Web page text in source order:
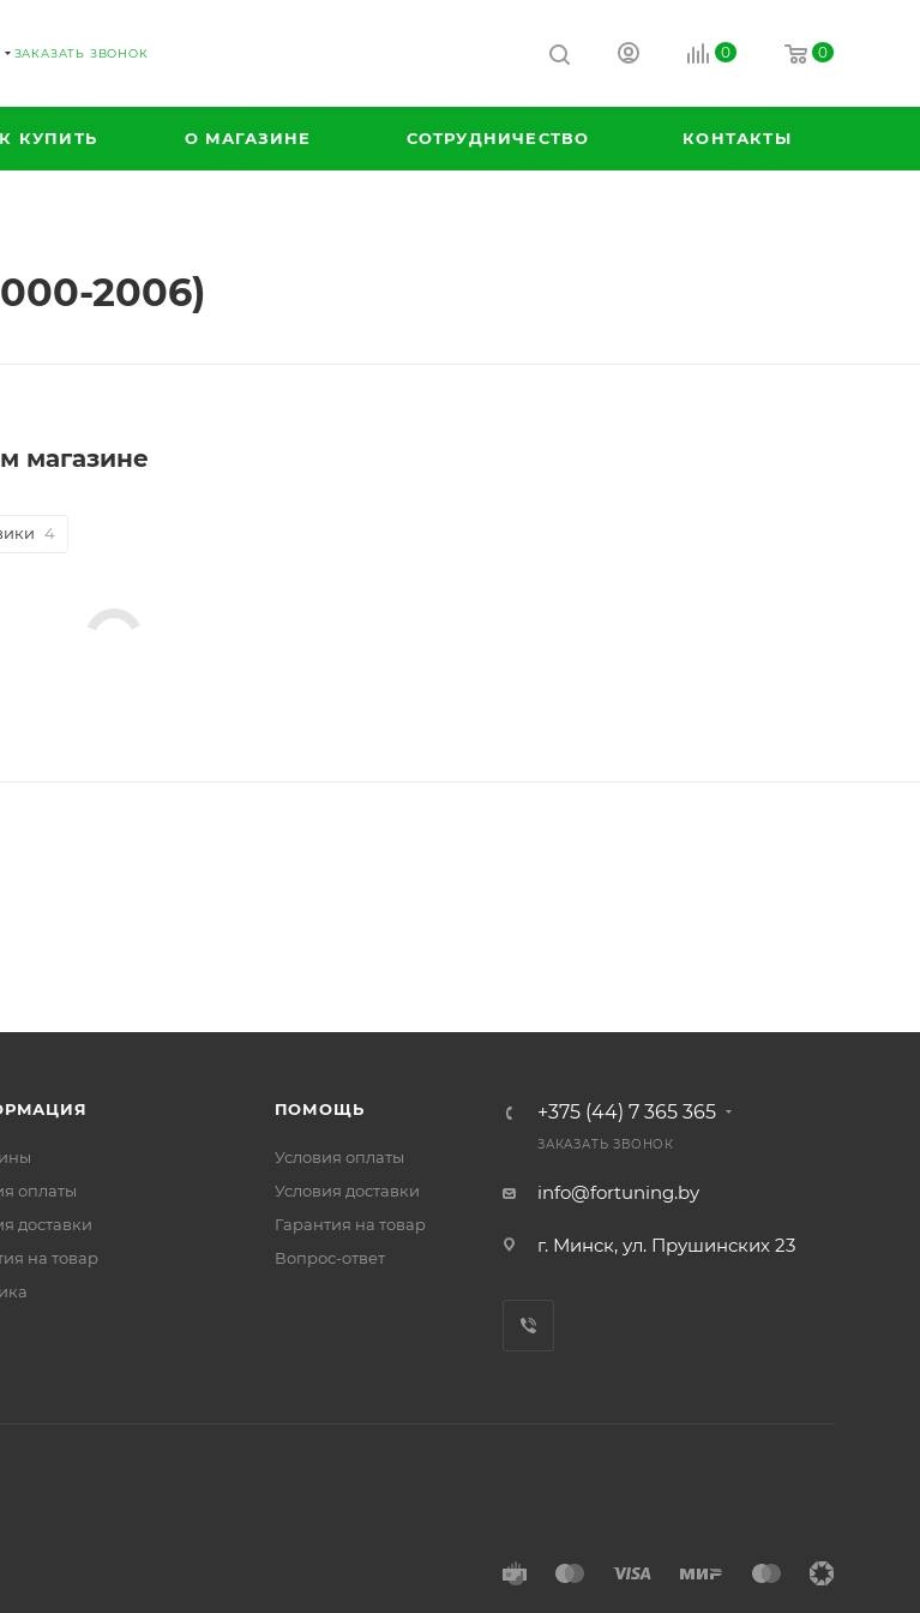
ЗАКАЗАТЬ ЗВОНОК 0 0
КУПИТЬ О МАГАЗИНЕ СОТРУДНИЧЕСТВО КОНТАКТЫ
2006)
магазине
4
оплаты
доставки
на товар
ПОМОЩЬ
Условия оплаты
Условия доставки
Гарантия на товар
Вопрос-ответ
+375 (44) 7 365 365
ЗАКАЗАТЬ ЗВОНОК
info@fortuning.by
г. Минск, ул. Прушинских 23